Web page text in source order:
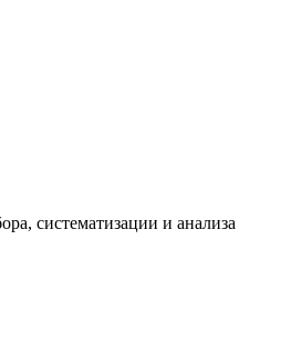
систематизации и анализа